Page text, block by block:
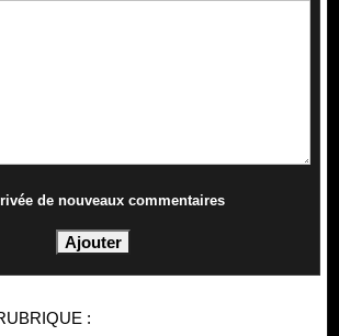
de nouveaux commentaires
: